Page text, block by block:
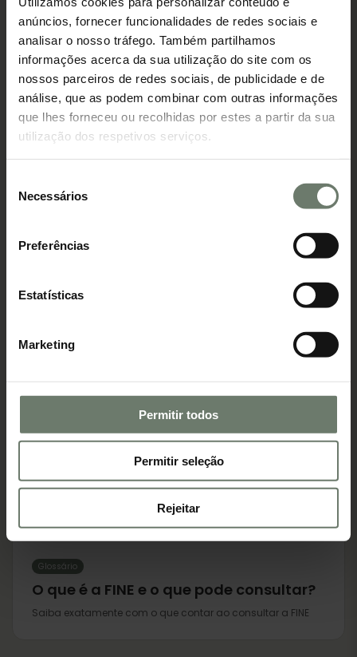
anúncios, fornecer funcionalidades de redes sociais e
analisar o nosso tráfego. Também partilhamos
informações acerca da sua utilização do site com os
nossos parceiros de redes sociais, de publicidade e de
análise, que as podem combinar com outras informações
que lhes forneceu ou recolhidas por estes a partir da sua
utilização dos respetivos serviços.
Necessários
Preferências
Estatísticas
Marketing
Permitir todos
Permitir seleção
Rejeitar
intermediário e o banco?
Quer comprar casa e quer saber qual das opções é mais
O que é e como calcular o DSTI (Debt
O DSTI ajuda a avaliar o impacto do novo crédito no seu
orçamento
Glossário
O que é a FINE e o que pode consultar?
Saiba exatamente com o que contar ao consultar a FINE